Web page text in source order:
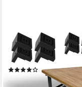
JUSKYS
Bierzeltgarnitur Bichl,
beständig, klappbar,
(15)
99,99 €